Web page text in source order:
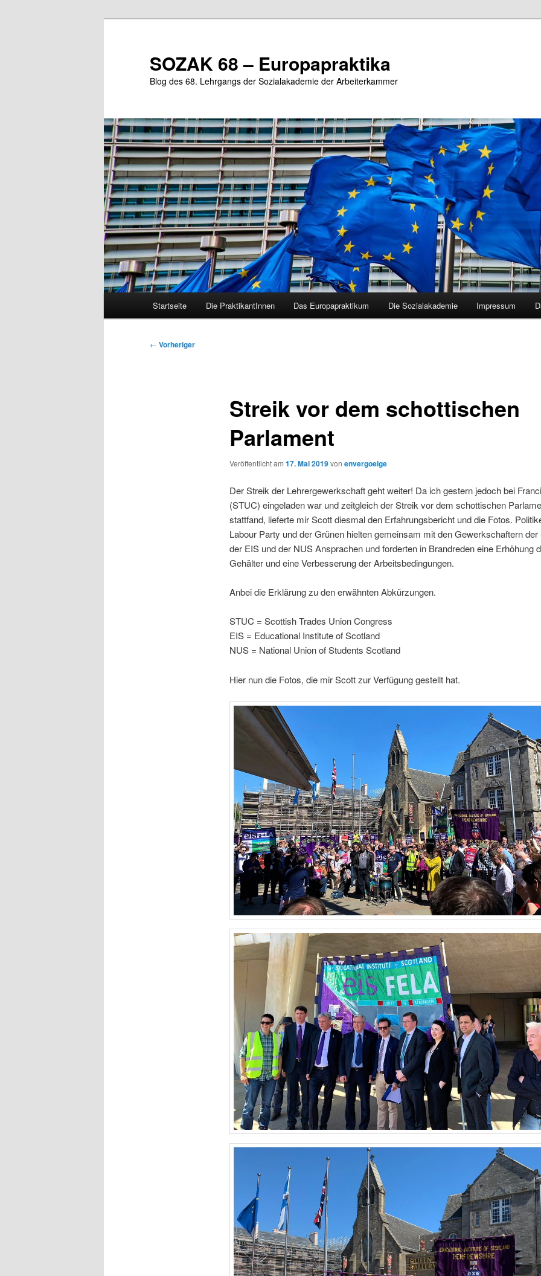
SOZAK 68 – Europapraktika
Blog des 68. Lehrgangs der Sozialakademie der Arbeiterkammer
Startseite Die PraktikantInnen Das Europapraktikum Die Sozialakademie Impressum
Beitragsnavigation
← Vorheriger
Streik vor dem schottischen
Parlament
Veröffentlicht am 17. Mai 2019von envergoelge
Der Streik der Lehrergewerkschaft geht weiter! Da ich gestern jedoch bei
(STUC) eingeladen war und zeitgleich der Streik vor dem schottischen
stattfand, lieferte mir Scott diesmal den Erfahrungsbericht und die Fotos.
Labour Party und der Grünen hielten gemeinsam mit den Gewerkschaftern
der EIS und der NUS Ansprachen und forderten in Brandreden eine Erhöhung
Gehälter und eine Verbesserung der Arbeitsbedingungen.
Anbei die Erklärung zu den erwähnten Abkürzungen.
STUC = Scottish Trades Union Congress
EIS = Educational Institute of Scotland
NUS = National Union of Students Scotland
Hier nun die Fotos, die mir Scott zur Verfügung gestellt hat.